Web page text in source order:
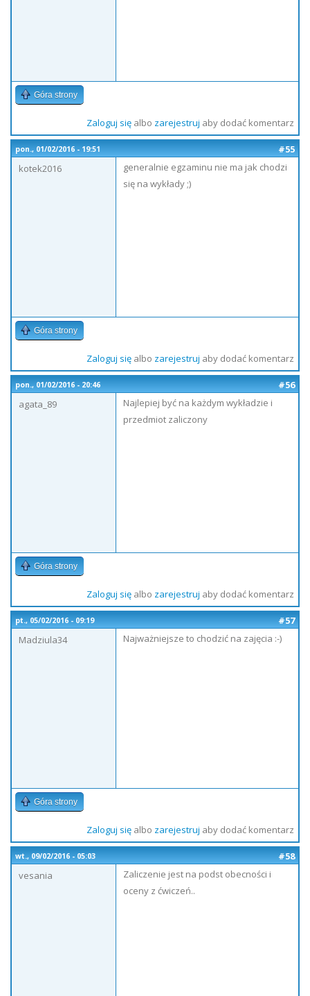
Góra strony
Zaloguj sięalbo zarejestruj aby dodać komentarz
pon., 01/02/2016 - 19:51
#55
kotek2016
generalnie egzaminu nie ma jak chodzi
się na wykłady ;)
Góra strony
Zaloguj sięalbo zarejestruj aby dodać komentarz
pon., 01/02/2016 - 20:46
#56
agata_89
Najlepiej być na każdym wykładzie i
przedmiot zaliczony
Góra strony
Zaloguj sięalbo zarejestruj aby dodać komentarz
pt., 05/02/2016 - 09:19
#57
Madziula34
Najważniejsze to chodzić na zajęcia :-)
Góra strony
Zaloguj sięalbo zarejestruj aby dodać komentarz
wt., 09/02/2016 - 05:03
#58
vesania
Zaliczenie jest na podst obecności i
oceny z ćwiczeń..